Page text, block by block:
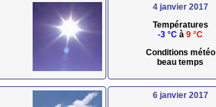
4 janvier 2017
Températures
-3 °C à 9 °C
Conditions météo
beau temps
6 janvier 2017